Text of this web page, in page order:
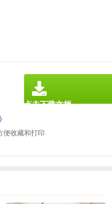
便收藏和打印
点击下载文档